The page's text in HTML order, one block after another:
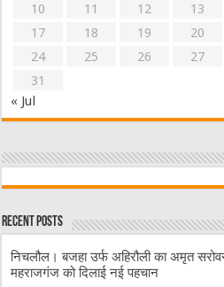
10
11 12 13
17
18 19 20
24
25 26 27
31
« Jul
Recent Posts
निचलौल। बजहा उर्फ अहिरौली का अमृत
महराजगंज को दिलाई नई पहचान